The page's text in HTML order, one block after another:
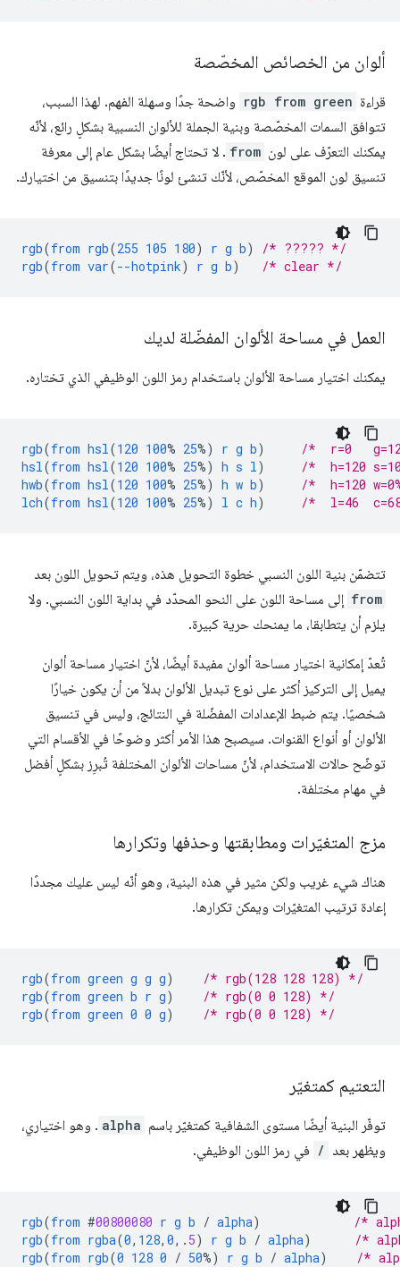
ألوان من الخصائص المخصّصة
قراءة rgb from green واضحة جدًا وسهلة الفهم. لهذا السبب،
تتوافق السمات المخصّصة وبنية الجملة للألوان النسبية بشكلٍ رائع، لأنّه
يمكنك التعرّف على لون from . لا تحتاج أيضًا بشكل عام إلى معرفة
تنسيق لون الموقع المخصّص، لأنّك تنشئ لونًا جديدًا بتنسيق من اختيارك.
rgb(from rgb(255 105 180) r g b)
/* ????? */
rgb(from var(--hotpink) r g b) /* clear */
العمل في مساحة الألوان المفضّلة لديك
يمكنك اختيار مساحة الألوان باستخدام رمز اللون الوظيفي الذي تختاره.
rgb(from hsl (120 100% 25%) r g b)
/*  r=0
hsl (from hsl (120 100% 25%) h s l )
/*  h=120
hwb(from hsl (120 100% 25%) h w b)
/*  h=120
lch(from hsl (120 100% 25%) l c h) /*  l=46
تتضمّن بنية اللون النسبي خطوة التحويل هذه، ويتم تحويل اللون بعد
from إلى مساحة اللون على النحو المحدّد في بداية اللون النسبي. ولا
يلزم أن يتطابقا، ما يمنحك حرية كبيرة.
تُعدّ إمكانية اختيار مساحة ألوان مفيدة أيضًا، لأنّ اختيار مساحة ألوان
يميل إلى التركيز أكثر على نوع تبديل الألوان بدلاً من أن يكون خيارًا
شخصيًا. يتم ضبط الإعدادات المفضّلة في النتائج، وليس في تنسيق
الألوان أو أنواع القنوات. سيصبح هذا الأمر أكثر وضوحًا في الأقسام التي
توضّح حالات الاستخدام، لأنّ مساحات الألوان المختلفة تُبرِز بشكلٍ أفضل
في مهام مختلفة.
مزج المتغيّرات ومطابقتها وحذفها وتكرارها
هناك شيء غريب ولكن مثير في هذه البنية، وهو أنّه ليس عليك مجددًا
إعادة ترتيب المتغيّرات ويمكن تكرارها.
rgb(from green g g g)
/* rgb(128 128 128) */
rgb(from green b r g)
/* rgb(0 0 128) */
rgb(from green 0 0 g) /* rgb(0 0 128) */
التعتيم كمتغيّر
توفّر البنية أيضًا مستوى الشفافية كمتغيّر باسم alpha . وهو اختياري،
ويظهر بعد / في رمز اللون الوظيفي.
rgb(from #00800080 r g b / alpha)
/*
rgb(from rgba(0, 128, 0, . 5) r g b / alpha)
/*
rgb(from rgb(0 128 0 / 50%) r g b / alpha) /*